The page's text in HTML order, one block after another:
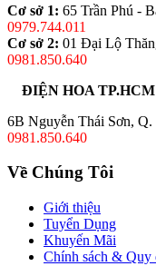
Cơ sở 1: 65 Trần Phú -
0979.744.011
Cơ sở 2: 01 Đại Lộ
0981.850.640
ĐIỆN HOA TP.HCM
6B Nguyễn Thái Sơn,
0981.850.640
Về Chúng Tôi
Giới thiệu
Tuyển Dụng
Khuyến Mãi
Chính sách & Quy